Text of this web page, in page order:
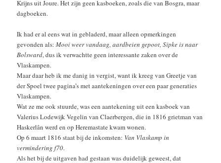
Krijns uit Joure. Het zijn geen kasboeken, zoals die van Bosgra, maar
dagboeken.
Ik had er al eens wat in gebladerd, maar alleen opmerkingen
gevonden als: Mooi weer vandaag, aardbeien gepoot, Sipke is naar
Bolsward, dus ik verwachtte geen interessante zaken over de
Vlaskampen.
Maar daar heb ik me danig in vergist, want ik kreeg van Greetje van
der Spoel twee pagina’s met aantekeningen over een paar generaties
Vlaskampen.
Wat ze me ook stuurde, was een aantekening uit een kasboek van
Valerius Lodewijk Vegelin van Claerbergen, die in 1816 grietman van
Haskerlân werd en op Heremastate kwam wonen.
Op 6 maart 1816 staat bij de inkomsten: Van Vlaskamp in
vermindering f70.
Als het bij de uitgaven had gestaan was duidelijk geweest, dat